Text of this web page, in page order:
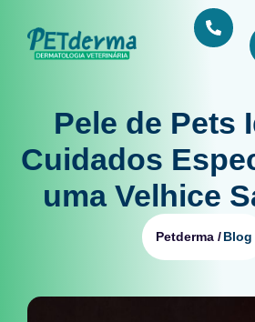
Pele de Pets
Cuidados
uma Velhice
Petderma /Blog